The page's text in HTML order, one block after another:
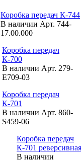
Коробка передач К-744
В наличии Арт. 744-
17.00.000
Коробка передач
К-700
В наличии Арт. 279-
Е709-03
Коробка передач
К-701
В наличии Арт. 860-
S459-06
Коробка передач
К-701 реверсивная
В наличии